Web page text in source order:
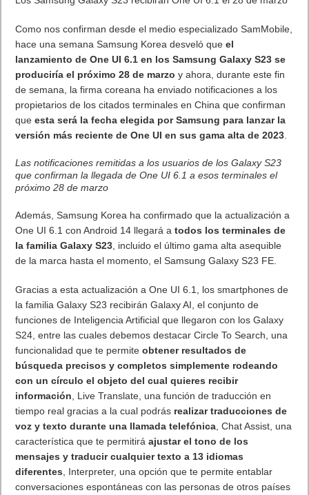
Como nos confirman desde el medio especializado SamMobile,
hace una semana Samsung Korea desveló queel
lanzamiento de One UI 6.1 en los Samsung Galaxy S23 se
produciría el próximo 28 de marzo y ahora, durante este fin
de semana, la firma coreana ha enviado notificaciones a los
propietarios de los citados terminales en China que confirman
queesta será la fecha elegida por Samsung para lanzar la
versión más reciente de One UI en sus gama alta de 2023
Las notificaciones remitidas a los usuarios de los Galaxy S23
que confirman la llegada de One UI 6.1 a esos terminales el
próximo 28 de marzo
Además, Samsung Korea ha confirmado que la actualización a
One UI 6.1 con Android 14 llegará atodos los terminales de
la familia Galaxy S23 , incluido el último gama alta asequible
de la marca hasta el momento, el Samsung Galaxy S23 FE.
Gracias a esta actualización a One UI 6.1, los smartphones de
la familia Galaxy S23 recibirán Galaxy AI, el conjunto de
funciones de Inteligencia Artificial que llegaron con los Galaxy
S24, entre las cuales debemos destacar Circle To Search, una
funcionalidad que te permiteobtener resultados de
búsqueda precisos y completos simplemente rodeando
con un círculo el objeto del cual quieres recibir
información , Live Translate, una función de traducción en
tiempo real gracias a la cual podrás realizar traducciones de
voz y texto durante una llamada telefónica , Chat Assist, una
característica que te permitiráajustar el tono de los
mensajes y traducir cualquier texto a 13 idiomas
diferentes , Interpreter, una opción que te permite entablar
conversaciones espontáneas con las personas de otros países